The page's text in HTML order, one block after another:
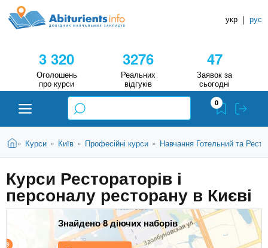
д
A
i
t
u
r
i
о
н
к
Н
в
ч
а
ь
3 320
Оголошень
про курси
3276
Реальних
відгуків
47
Заявок за
сьогодні
укр | рус
Абітурієнту
ЗВО (ВНЗ)
Коледжі
0
В
т
у
т
Головна
» Курси » Київ » Професійні курси » Навчання Готельний та
Курси Рестораторів і
персоналу ресторану в Києві
Знайдено 8 діючих наборів